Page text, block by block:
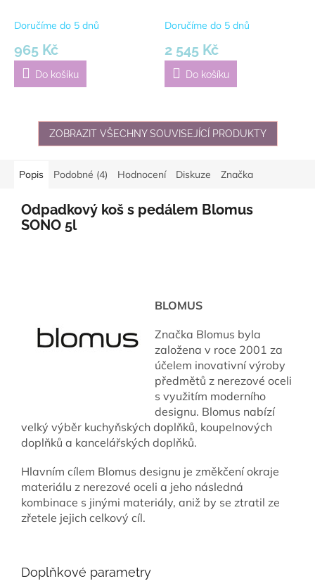
Doručíme do 5 dnů
965 Kč
Do košíku
Doručíme do 5 dnů
2 545 Kč
Do košíku
ZOBRAZIT VŠECHNY SOUVISEJÍCÍ PRODUKTY
Popis Podobné (4) Hodnocení Diskuze Značka
Odpadkový koš s pedálem Blomus
SONO 5l
BLOMUS
Značka Blomus byla
založena v roce 2001 za
účelem inovativní výroby
předmětů z nerezové oceli
s využitím moderního
designu. Blomus nabízí
velký výběr kuchyňských doplňků, koupelnových
doplňků a kancelářských doplňků.
Hlavním cílem Blomus designu je změkčení okraje
materiálu z nerezové oceli a jeho následná
kombinace s jinými materiály, aniž by se ztratil ze
zřetele jejich celkový cíl.
Doplňkové parametry